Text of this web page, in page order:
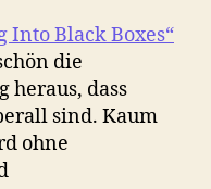
Into Black Boxes“
die
heraus, dass
sind. Kaum
ohne